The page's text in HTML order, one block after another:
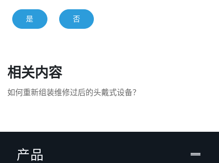
是 否
相关内容
如何重新组装维修过后的头戴式设备？
产品